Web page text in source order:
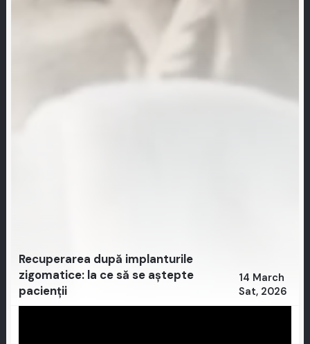
Recuperarea după implanturile
zigomatice: la ce să se aștepte
pacienții
14 March
Sat, 2026